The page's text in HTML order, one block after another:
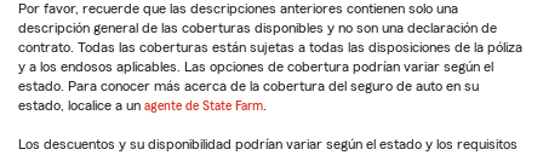
Por favor, recuerde que las descripciones anteriores contienen solo una
descripción general de las coberturas disponibles y no son una declaración de
contrato. Todas las coberturas están sujetas a todas las disposiciones de la póliza
y a los endosos aplicables. Las opciones de cobertura podrían variar según el
estado. Para conocer más acerca de la cobertura del seguro de auto en su
estado, localice a un agente de State Farm
Los descuentos y su disponibilidad podrían variar según el estado y los requisitos